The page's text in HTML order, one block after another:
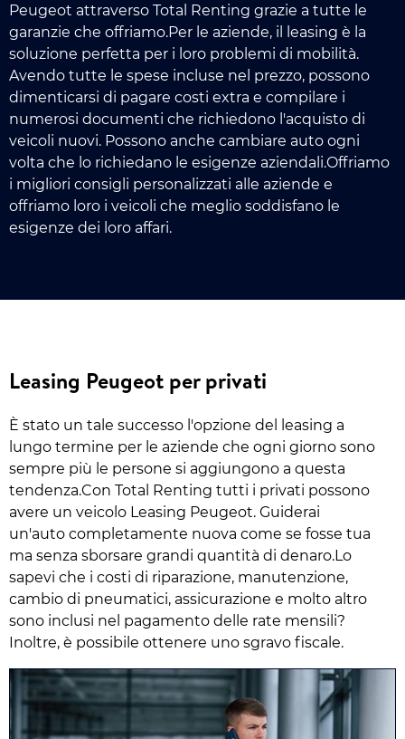
Peugeot attraverso Total Renting grazie a tutte le
garanzie che offriamo.Per le aziende, il leasing è la
soluzione perfetta per i loro problemi di mobilità.
Avendo tutte le spese incluse nel prezzo, possono
dimenticarsi di pagare costi extra e compilare i
numerosi documenti che richiedono l'acquisto di
veicoli nuovi. Possono anche cambiare auto ogni
volta che lo richiedano le esigenze aziendali.Offriamo
i migliori consigli personalizzati alle aziende e
offriamo loro i veicoli che meglio soddisfano le
esigenze dei loro affari.
Leasing Peugeot per privati
È stato un tale successo l'opzione del leasing a
lungo termine per le aziende che ogni giorno sono
sempre più le persone si aggiungono a questa
tendenza.Con Total Renting tutti i privati possono
avere un veicolo Leasing Peugeot. Guiderai
un'auto completamente nuova come se fosse tua
ma senza sborsare grandi quantità di denaro.Lo
sapevi che i costi di riparazione, manutenzione,
cambio di pneumatici, assicurazione e molto altro
sono inclusi nel pagamento delle rate mensili?
Inoltre, è possibile ottenere uno sgravo fiscale.